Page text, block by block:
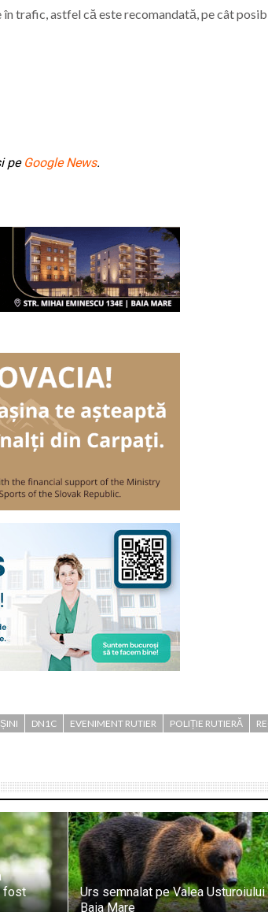
trafic, astfel că este recomandată, pe cât
pe Google News.
DN1C EVENIMENT RUTIER POLIȚIE RUTIERĂ
fost
Urs semnalat pe Valea Usturoiului
Baia Mare